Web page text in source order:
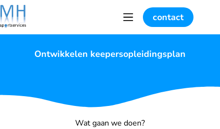
contact
Ontwikkelen keepersopleidingsplan
Wat gaan we doen?